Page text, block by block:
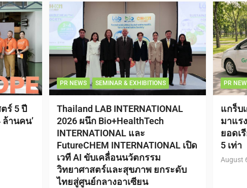
ร์ 5 ปี
านคน’
PR NEWS SEMINAR & EXHIBITIONS
Thailand LAB INTERNATIONAL
2026 ผนึก Bio+HealthTech
INTERNATIONAL และ
FutureCHEM INTERNATIONAL เปิด
เวที AI ขับเคลื่อนนวัตกรรม
วิทยาศาสตร์และสุขภาพ ยกระดับ
ไทยสู่ศูนย์กลางอาเซียน
PR
แกร็บ
มาแร
ยอดเ
5 เท่า
August